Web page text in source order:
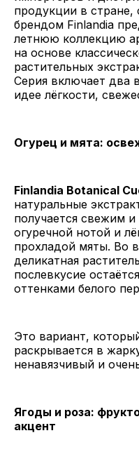
продукции в
брендом Finlandia
летнюю коллекцию
на основе
растительных
Серия включает два
идее лёгкости,
Огурец и мята:
Finlandia Botanical
натуральные
получается свежим
огуречной нотой и
прохладой мяты. Во
деликатная
послевкусие
оттенками белого
Это вариант,
раскрывается в
ненавязчивый и
Ягоды и роза:
акцент